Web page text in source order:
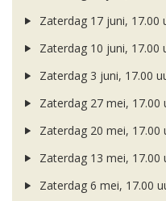
Zaterdag 17 juni, 17.00
Zaterdag 10 juni, 17.00
Zaterdag 3 juni, 17.00
Zaterdag 27 mei, 17.00
Zaterdag 20 mei, 17.00
Zaterdag 13 mei, 17.00
Zaterdag 6 mei, 17.00